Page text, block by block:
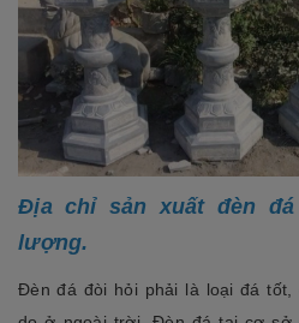
Địa chỉ sản xuất đèn
lượng.
Đèn đá đòi hỏi phải là loại đá tốt,